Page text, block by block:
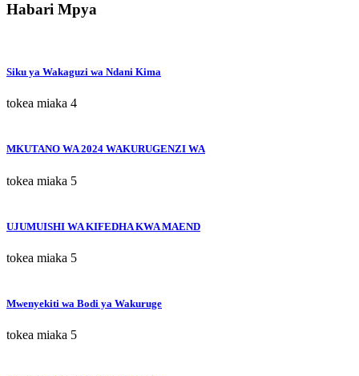
Habari Mpya
Siku ya Wakaguzi wa Ndani Kima
tokea miaka 4
MKUTANO WA 2024 WAKURUGENZI WA
tokea miaka 5
UJUMUISHI WA KIFEDHA KWA MAEND
tokea miaka 5
Mwenyekiti wa Bodi ya Wakuruge
tokea miaka 5